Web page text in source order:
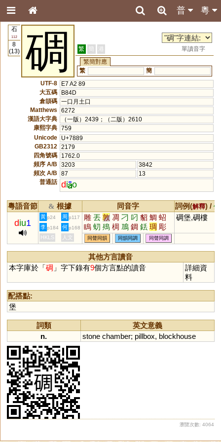
粵
普
石
112
8
(13)
碉 繁 簡 港
單讀音字
繁簡對應
繁
簡
UTF-8
E7 A2 89
大五碼
B84D
倉頡碼 一口月土口
Matthews
6272
漢語大字典
（一版）2439；（二版）2610
康熙字典 759
Unicode
U+7889
GB2312
2179
四角號碼
1762.0
頻序 A/B
3203
3842
頻次 A/B
87
13
普通話 di o
粵語音節 & 根據 同音字 詞例(解釋) /
diu1
黃 p24 周 p117 雕 丟 敦 凋 刁 叼 貂 鯛 蛁
瞗 虭 殦 椆 鳭 錭 銩 琱 彫
鵰
碉堡,碉樓
李 p184 何 p168
HKLS 人文 同聲同韻 同韻同調 同聲同調
其他方言讀音
本字庫於「 碉 」字下錄有9個方言點的讀音
詳細資
料
配搭點:
堡
詞類
英文意義
n.
stone chamber; pillbox, blockhouse
瀏覽次數: 4064